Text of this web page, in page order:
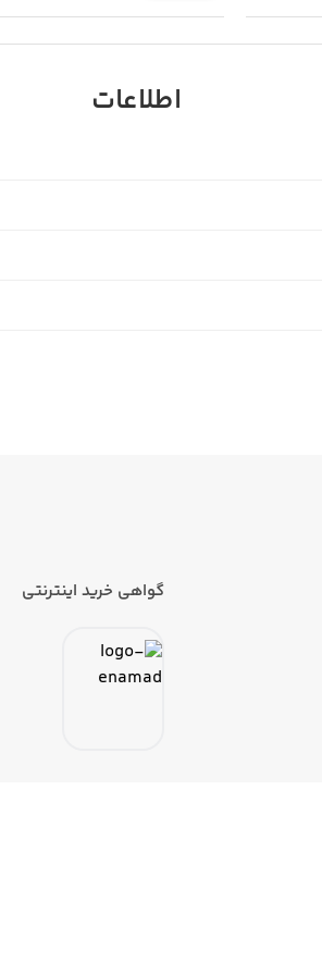
اطلاعات
گواهی خرید اینترنتی